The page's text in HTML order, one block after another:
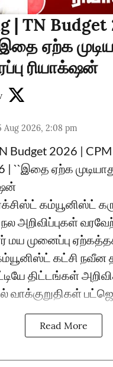
| TN Budget
ஏற்க
ரியாக்‌ஷன்
Aug 2026, 2:08 pm
Budget 2026 |
``இதை ஏற்க
கம்யூனிஸ்ட்
அறிவிப்புகள்
மய முனைப்பு
கட்சி நவீன
திட்டங்கள்
வாக்குறுதிகள்
Read More